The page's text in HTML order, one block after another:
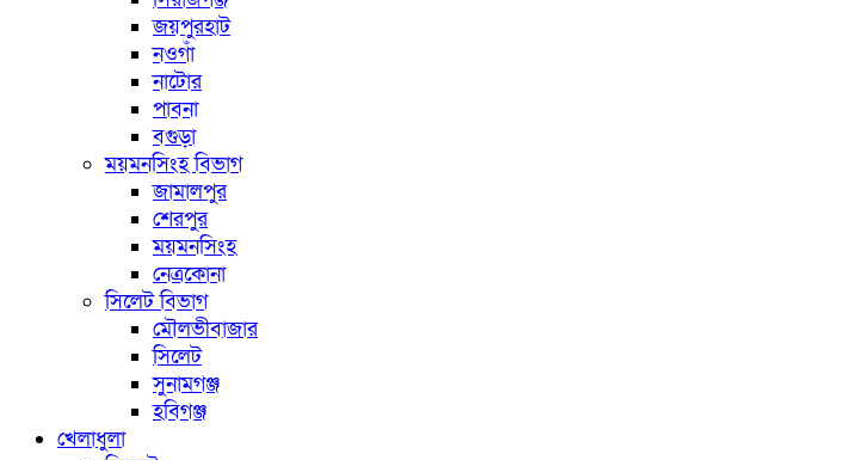
জয়পুরহাট
নওগাঁ
নাটোর
পাবনা
বগুড়া
ময়মনসিংহ বিভাগ
জামালপুর
শেরপুর
ময়মনসিংহ
নেত্রকোনা
সিলেট বিভাগ
মৌলভীবাজার
সিলেট
সুনামগঞ্জ
হবিগঞ্জ
খেলাধুলা